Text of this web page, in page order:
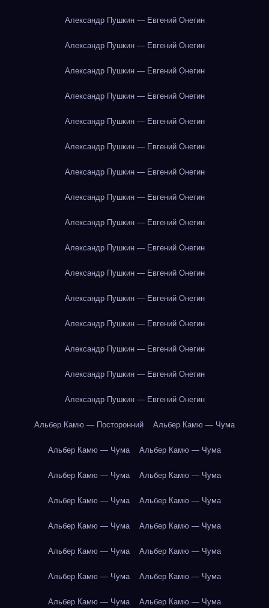
Александр Пушкин — Евгений Онегин
Александр Пушкин — Евгений Онегин
Александр Пушкин — Евгений Онегин
Александр Пушкин — Евгений Онегин
Александр Пушкин — Евгений Онегин
Александр Пушкин — Евгений Онегин
Александр Пушкин — Евгений Онегин
Александр Пушкин — Евгений Онегин
Александр Пушкин — Евгений Онегин
Александр Пушкин — Евгений Онегин
Александр Пушкин — Евгений Онегин
Александр Пушкин — Евгений Онегин
Александр Пушкин — Евгений Онегин
Александр Пушкин — Евгений Онегин
Александр Пушкин — Евгений Онегин
Александр Пушкин — Евгений Онегин
Альбер Камю — Посторонний Альбер Камю — Чума
Альбер Камю — Чума Альбер Камю — Чума
Альбер Камю — Чума Альбер Камю — Чума
Альбер Камю — Чума Альбер Камю — Чума
Альбер Камю — Чума Альбер Камю — Чума
Альбер Камю — Чума Альбер Камю — Чума
Альбер Камю — Чума Альбер Камю — Чума
Альбер Камю — Чума Альбер Камю — Чума